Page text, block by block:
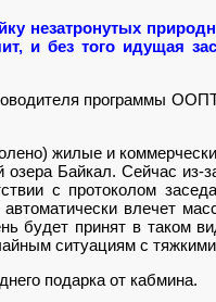
незатронутых
и без того идущая
программы
жилые и
озера Байкал. Сейчас
с протоколом
влечет
будет принят в таком
ситуациям с
подарка от кабмина.